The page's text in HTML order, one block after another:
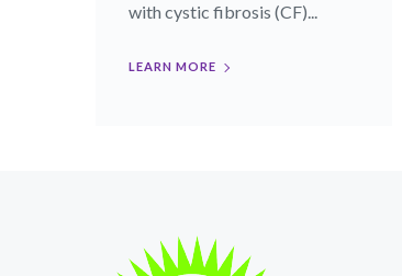
with cystic fibrosis (CF)...
LEARN MORE